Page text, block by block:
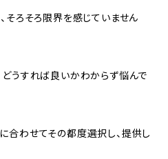
そろそろ限界を感じていません
どうすれば良いかわからず悩んで
合わせてその都度選択し、提供し